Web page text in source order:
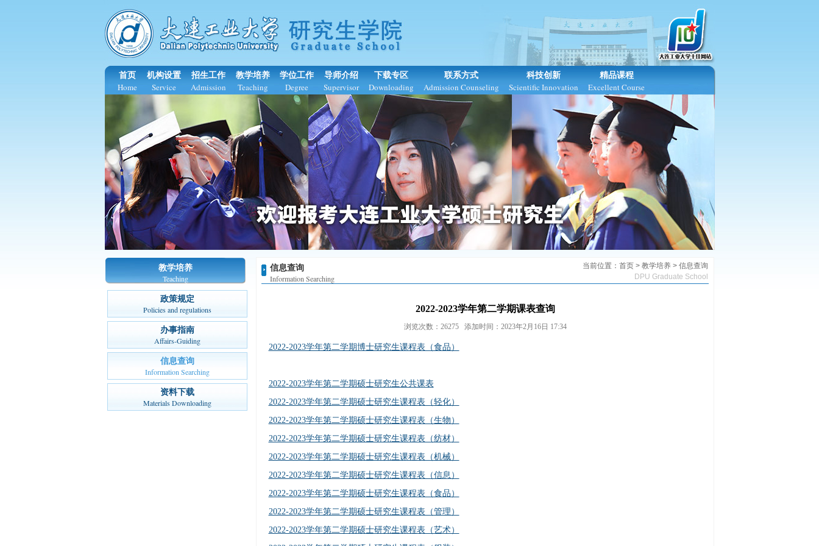
首页
Home
机构设置
Service
招生工作
Admission
教学培养
Teaching
学位工作
Degree
导师介绍
Supervisor
下载专区
Downloading
联系方式
Admission Counseling
科技创新
Scientific Innovation
精品课程
Excellent Course
教学培养
Teaching
政策规定
Policies and regulations
办事指南
Affairs-Guiding
信息查询
Information Searching
资料下载
Materials Downloading
信息查询
Information Searching
当前位置： 首页 > 教学培养 > 信息查询
DPU Graduate School
2022-2023学年第二学期课表查询
浏览次数：26275 添加时间：2023年2月16日 17:34
2022-2023学年第二学期博士研究生课程表（食品）
2022-2023学年第二学期硕士研究生公共课表
2022-2023学年第二学期硕士研究生课程表（轻化）
2022-2023学年第二学期硕士研究生课程表（生物）
2022-2023学年第二学期硕士研究生课程表（纺材）
2022-2023学年第二学期硕士研究生课程表（机械）
2022-2023学年第二学期硕士研究生课程表（信息）
2022-2023学年第二学期硕士研究生课程表（食品）
2022-2023学年第二学期硕士研究生课程表（管理）
2022-2023学年第二学期硕士研究生课程表（艺术）